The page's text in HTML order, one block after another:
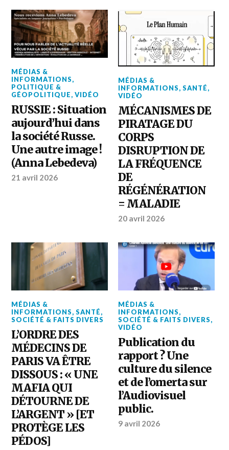
MÉDIAS &
INFORMATIONS,
POLITIQUE &
GÉOPOLITIQUE,VIDÉO
RUSSIE : Situation
aujourd’hui dans
la société Russe.
Une autre image !
(Anna Lebedeva)
21 avril 2026
MÉDIAS &
INFORMATIONS,SANTÉ,
VIDÉO
MÉCANISMES DE
PIRATAGE DU
CORPS
DISRUPTION DE
LA FRÉQUENCE
DE
RÉGÉNÉRATION
= MALADIE
20 avril 2026
MÉDIAS &
INFORMATIONS,SANTÉ,
SOCIÉTÉ & FAITS DIVERS
L’ORDRE DES
MÉDECINS DE
PARIS VA ÊTRE
DISSOUS : « UNE
MAFIA QUI
DÉTOURNE DE
L’ARGENT » [ET
PROTÈGE LES
PÉDOS]
MÉDIAS &
INFORMATIONS,
SOCIÉTÉ & FAITS DIVERS,
VIDÉO
Publication du
rapport ? Une
culture du silence
et de l’omerta sur
l’Audiovisuel
public.
9 avril 2026